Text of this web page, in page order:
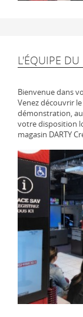
L'ÉQUIPE DU
Bienvenue dans
Venez découvrir
démonstration,
votre disposition
magasin DARTY